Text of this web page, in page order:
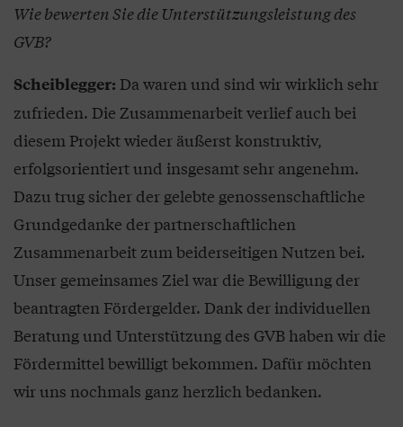
Wie bewerten Sie die Unterstützungsleistung des
GVB?
Scheiblegger: Da waren und sind wir wirklich sehr
zufrieden. Die Zusammenarbeit verlief auch bei
diesem Projekt wieder äußerst konstruktiv,
erfolgsorientiert und insgesamt sehr angenehm.
Dazu trug sicher der gelebte genossenschaftliche
Grundgedanke der partnerschaftlichen
Zusammenarbeit zum beiderseitigen Nutzen bei.
Unser gemeinsames Ziel war die Bewilligung der
beantragten Fördergelder. Dank der individuellen
Beratung und Unterstützung des GVB haben wir die
Fördermittel bewilligt bekommen. Dafür möchten
wir uns nochmals ganz herzlich bedanken.